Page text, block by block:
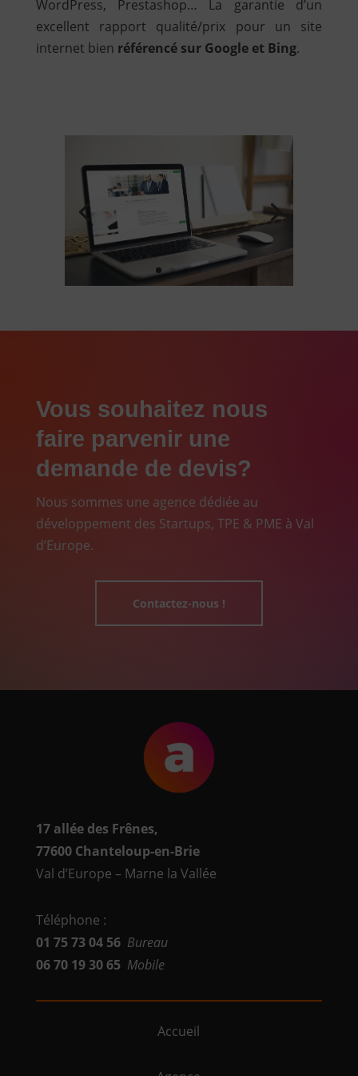
WordPress, Prestashop… La garantie d’un
excellent rapport qualité/prix pour un site
internet bien référencé sur Google et Bing.
Vous souhaitez nous
faire parvenir une
demande de devis?
Nous sommes une agence dédiée au
développement des Startups, TPE & PME à Val
d’Europe.
Contactez-nous !
17 allée des Frênes,
77600 Chanteloup-en-Brie
Val d’Europe – Marne la Vallée
Téléphone :
01 75 73 04 56 Bureau
06 70 19 30 65 Mobile
Accueil